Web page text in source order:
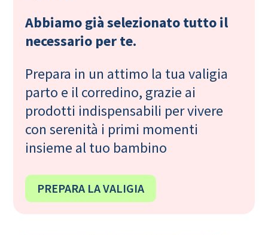
Abbiamo già selezionato tutto il
necessario per te.
Prepara in un attimo la tua valigia
parto e il corredino, grazie ai
prodotti indispensabili per vivere
con serenità i primi momenti
insieme al tuo bambino
PREPARA LA VALIGIA